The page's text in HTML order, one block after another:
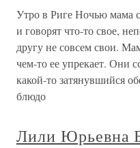
Утро в Риге Ночью мама
и говорят что-то свое,
другу не совсем свои.
чем-то ее упрекает. Они
какой-то затянувшийся
блюдо
Лили Юрьевна